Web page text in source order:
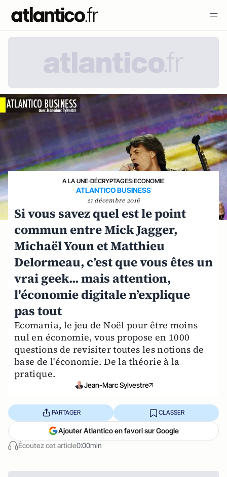
A LA UNE›DÉCRYPTAGES›ECONOMIE
ATLANTICO BUSINESS
21 décembre 2016
Si vous savez quel est le point
commun entre Mick Jagger,
Michaël Youn et Matthieu
Delormeau, c’est que vous êtes un
vrai geek... mais attention,
l'économie digitale n’explique
pas tout
Ecomania, le jeu de Noël pour être moins
nul en économie, vous propose en 1000
questions de revisiter toutes les notions de
base de l'économie. De la théorie à la
pratique.
Jean-Marc Sylvestre
Écoutez cet article0:00min
PARTAGER CLASSER
Ajouter Atlantico en favori sur Google